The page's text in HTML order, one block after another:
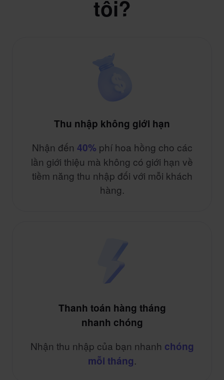
tôi?
Thu nhập không giới hạn
Nhận đến 40% phí hoa hồng cho các
lần giới thiệu mà không có giới hạn về
tiềm năng thu nhập đối với mỗi khách
hàng.
Thanh toán hàng tháng
nhanh chóng
Nhận thu nhập của bạn nhanh chóng
mỗi tháng.